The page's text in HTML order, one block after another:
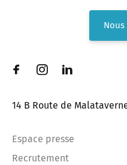
14 B Route de
Espace presse
Recrutement